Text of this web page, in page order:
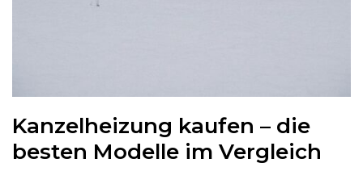
Kanzelheizung kaufen – die
besten Modelle im Vergleich